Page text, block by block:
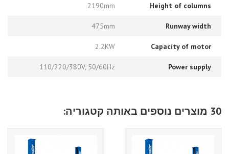
Height of columns
2190mm
Runway width
475mm
Capacity of motor
2.2KW
Power supply
110/220/380V, 50/60Hz
30 מוצרים נוספים באותה קטגוריה: